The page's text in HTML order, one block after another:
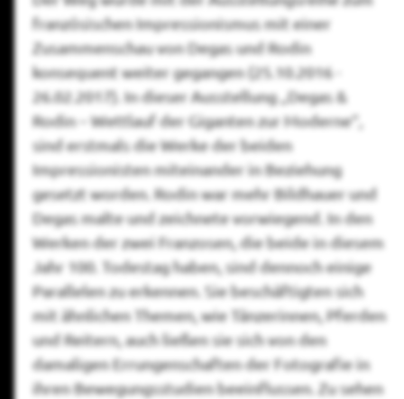
französischen Impressionismus mit einer
Zusammenschau von Degas und Rodin
konsequent weiter gegangen (25.10.2016 -
26.02.2017). In dieser Ausstellung „Degas &
Rodin – Wettlauf der Giganten zur Moderne“,
sind erstmals die Werke der beiden
Impressionisten miteinander in Beziehung
gesetzt worden. Rodin war mehr Bildhauer und
Degas malte und zeichnete vorwiegend. In den
Werken der zwei Franzosen, die beide in diesem
Jahr 100. Todestag haben, sind dennoch einige
Parallelen zu erkennen. Sie beschäftigten sich
mit ähnlichen Themen, wie Tänzerinnen, Pferden
und Reitern, auch ließen sie sich von den
damaligen Errungenschaften der Fotografie in
ihren Bewegungsstudien beeinflussen. Zu sehen